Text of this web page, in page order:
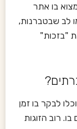
בו אתר
לב שבטברנות,
"בזכות"
לבקר בו זמן
רוב הזוגות